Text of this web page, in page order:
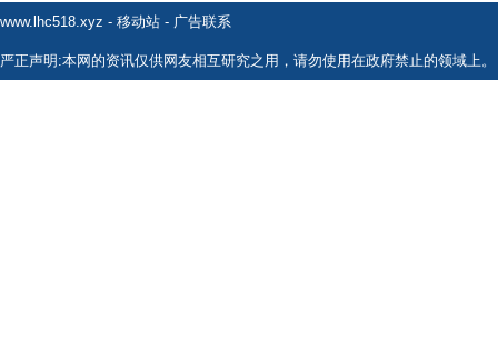
www.lhc518.xyz - 移动站 - 广告联系
严正声明:本网的资讯仅供网友相互研究之用，请勿使用在政府禁止的领域上。